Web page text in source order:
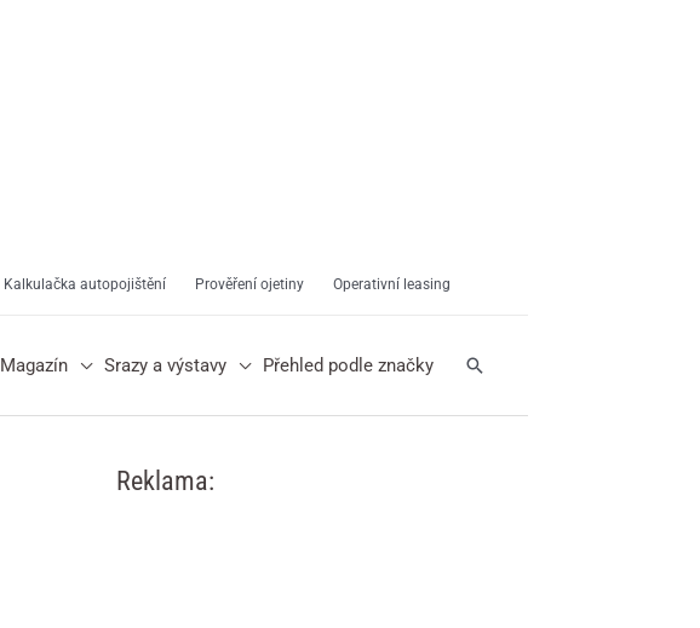
Kalkulačka autopojištění Prověření ojetiny Operativní leasing
Magazín Srazy a výstavy Přehled podle značky Hledat
Reklama: